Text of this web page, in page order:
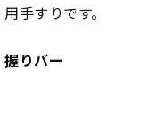
用手すりです。
握りバー